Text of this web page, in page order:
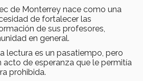
de Monterrey nace como una
de fortalecer las
de sus profesores,
en general.
lectura es un pasatiempo, pero
acto de esperanza que le permitía
prohibida.